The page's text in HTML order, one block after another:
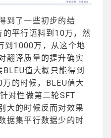
到了一些初步的结
平行语料到10万，然
到1000万，从这个地
翻译质量的提升确实
值大概只能得到
的时候，BLEU值大
对性做第二轮SFT
大的时候反而对效果
据集平行数据少的时